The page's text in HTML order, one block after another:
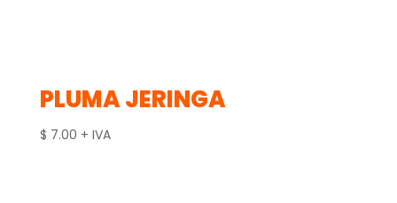
PLUMA JERINGA
$ 7.00 + IVA